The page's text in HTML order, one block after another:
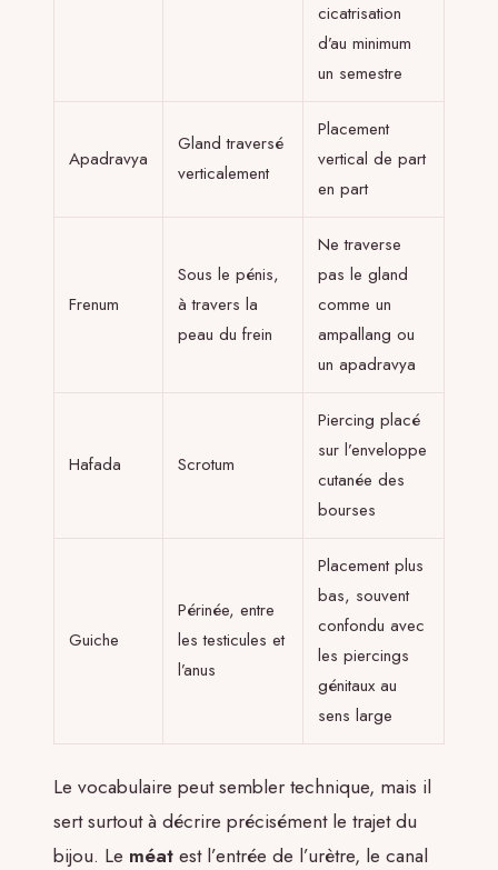
cicatrisation
d’au minimum
un semestre
Apadravya
Gland traversé
verticalement
Placement
vertical de part
en part
Frenum
Sous le pénis,
à travers la
peau du frein
Ne traverse
pas le gland
comme un
ampallang ou
un apadravya
Hafada Scrotum
Piercing placé
sur l’enveloppe
cutanée des
bourses
Guiche
Périnée, entre
les testicules et
l’anus
Placement plus
bas, souvent
confondu avec
les piercings
génitaux au
sens large
Le vocabulaire peut sembler technique, mais il
sert surtout à décrire précisément le trajet du
bijou. Le méat est l’entrée de l’urètre, le canal